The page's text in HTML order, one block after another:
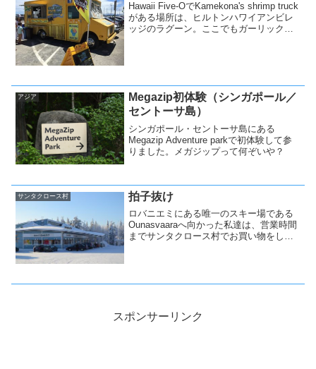
Hawaii Five-OでKamekona's shrimp truck
がある場所は、ヒルトンハワイアンビレ
ッジのラグーン。ここでもガーリックシ
アジア
Megazip初体験（シンガポール／
セントーサ島）
シンガポール・セントーサ島にある
Megazip Adventure parkで初体験して参
りました。メガジップって何ぞいや？
サンタクロース村 拍子抜け
ロバニエミにある唯一のスキー場である
Ounasvaaraへ向かった私達は、営業時間
までサンタクロース村でお買い物をした
スポンサーリンク